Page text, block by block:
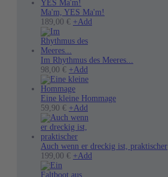
Ma'm, YES Ma'm!
189,00 € +Add
Im Rhythmus des Meeres...
98,00 € +Add
Produkt
mehrere
auf.
können
auf
Eine kleine Hommage
59,90 € +Add
Produkt
Varianten
auf.
Auch wenn er dreckig ist, praktischer
199,00 € +Add